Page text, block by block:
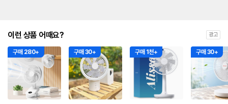
이런 상품 어때요? 광고
구매 280+ 구매 30+ 구매 1천+ 구매 30+